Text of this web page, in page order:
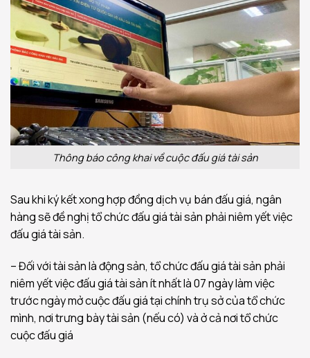
Thông báo công khai về cuộc đấu giá tài sản
Sau khi ký kết xong hợp đồng dịch vụ bán đấu giá, ngân
hàng sẽ đề nghị tổ chức đấu giá tài sản phải niêm yết việc
đấu giá tài sản.
– Đối với tài sản là động sản, tổ chức đấu giá tài sản phải
niêm yết việc đấu giá tài sản ít nhất là 07 ngày làm việc
trước ngày mở cuộc đấu giá tại chính trụ sở của tổ chức
mình, nơi trưng bày tài sản (nếu có) và ở cả nơi tổ chức
cuộc đấu giá